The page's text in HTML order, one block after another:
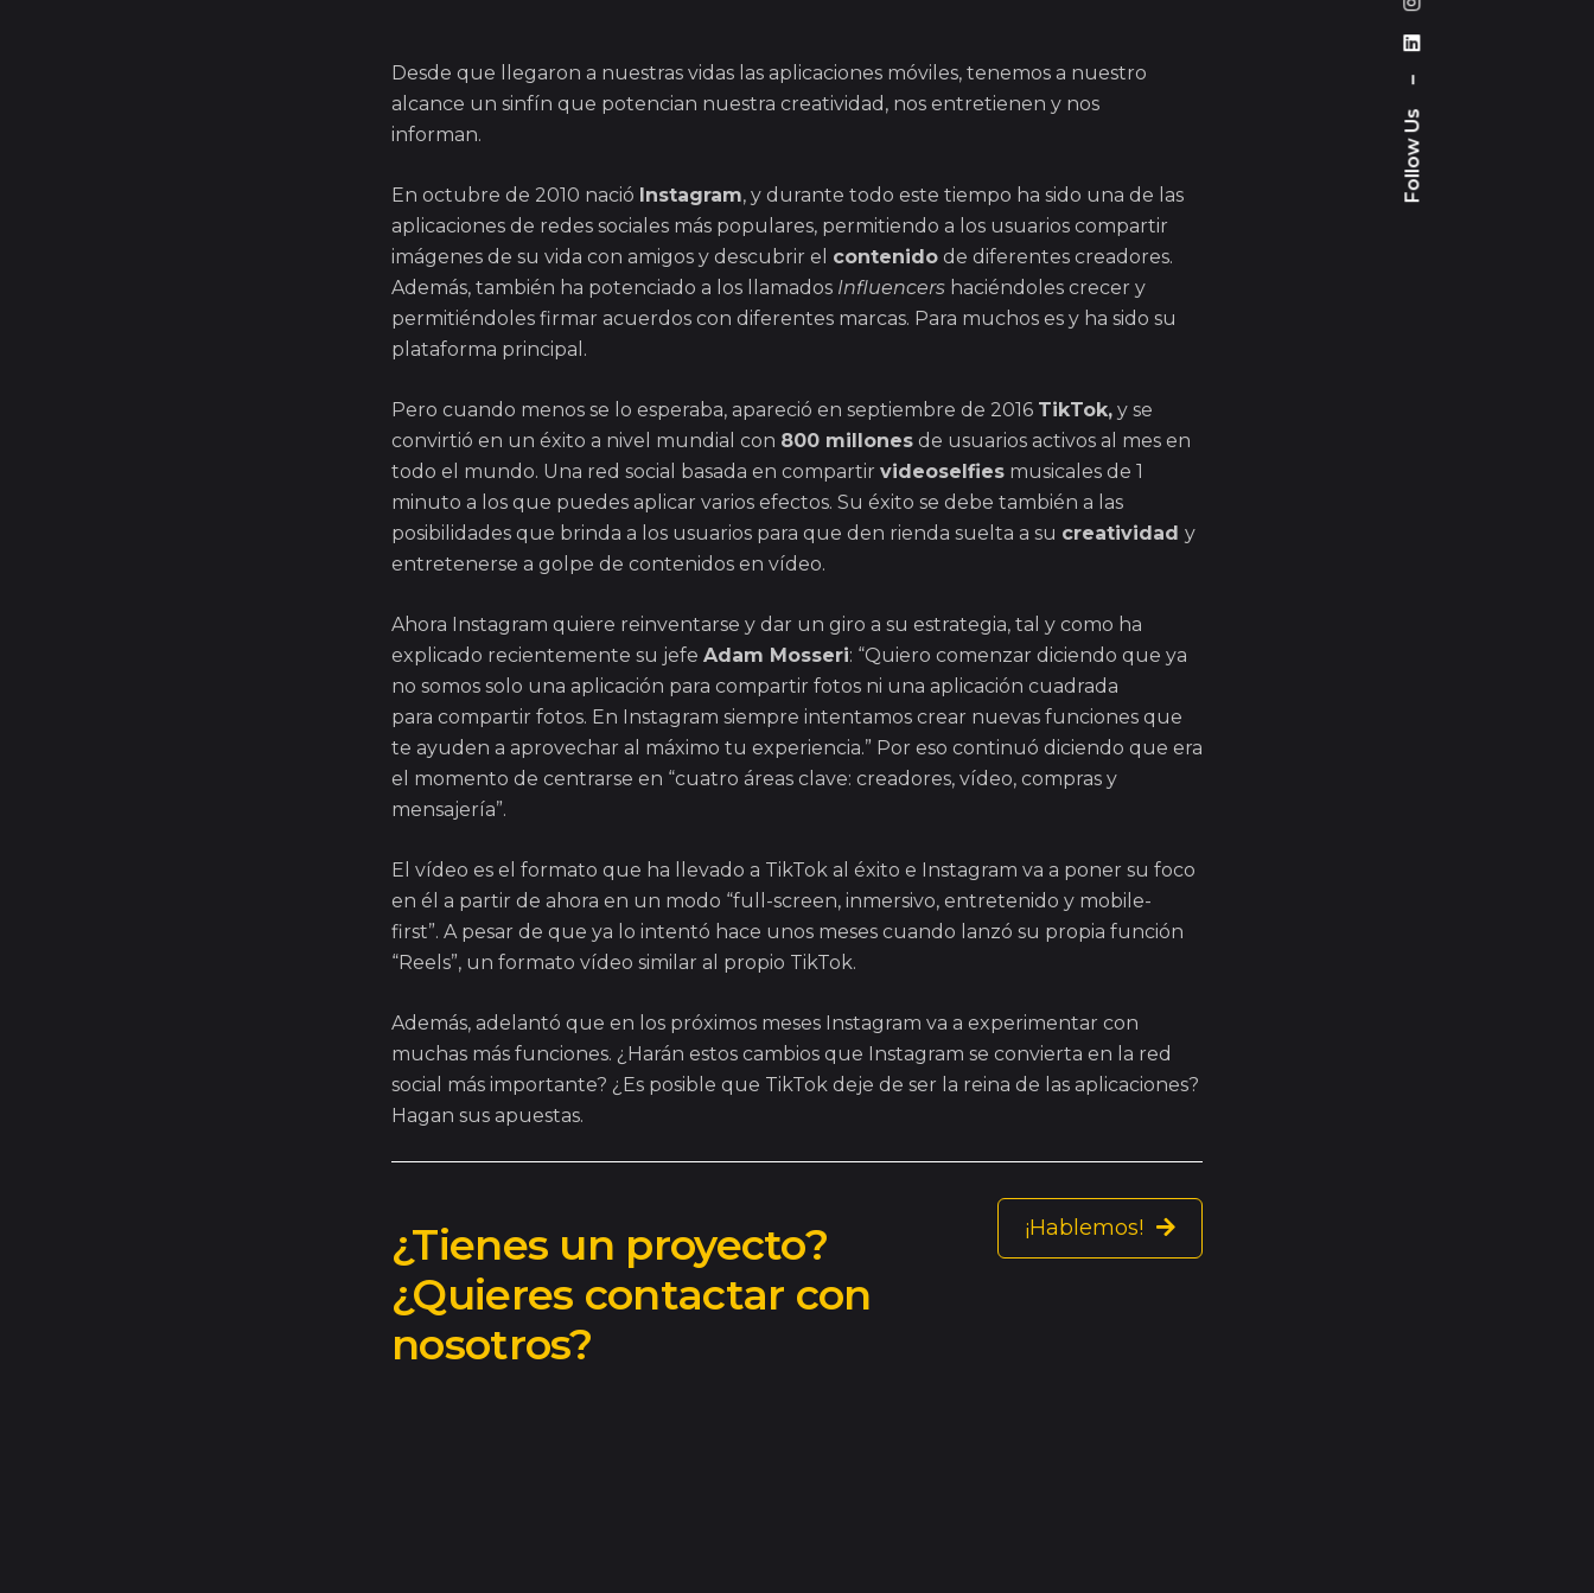
Follow Us
Desde que llegaron a nuestras vidas las aplicaciones móviles, tenemos a nuestro
alcance un sinfín que potencian nuestra creatividad, nos entretienen y nos
informan.
En octubre de 2010 nació Instagram, y durante todo este tiempo ha sido una de las
aplicaciones de redes sociales más populares, permitiendo a los usuarios compartir
imágenes de su vida con amigos y descubrir el contenido de diferentes creadores.
Además, también ha potenciado a los llamados Influencers haciéndoles crecer y
permitiéndoles firmar acuerdos con diferentes marcas. Para muchos es y ha sido su
plataforma principal.
Pero cuando menos se lo esperaba, apareció en septiembre de 2016 TikTok, y se
convirtió en un éxito a nivel mundial con 800 millones de usuarios activos al mes en
todo el mundo. Una red social basada en compartir videoselfies musicales de 1
minuto a los que puedes aplicar varios efectos. Su éxito se debe también a las
posibilidades que brinda a los usuarios para que den rienda suelta a su creatividad y
entretenerse a golpe de contenidos en vídeo.
Ahora Instagram quiere reinventarse y dar un giro a su estrategia, tal y como ha
explicado recientemente su jefe Adam Mosseri: “Quiero comenzar diciendo que ya
no somos solo una aplicación para compartir fotos ni una aplicación cuadrada
para compartir fotos. En Instagram siempre intentamos crear nuevas funciones que
te ayuden a aprovechar al máximo tu experiencia.” Por eso continuó diciendo que era
el momento de centrarse en “cuatro áreas clave: creadores, vídeo, compras y
mensajería”.
El vídeo es el formato que ha llevado a TikTok al éxito e Instagram va a poner su foco
en él a partir de ahora en un modo “full-screen, inmersivo, entretenido y mobile-
first”. A pesar de que ya lo intentó hace unos meses cuando lanzó su propia función
“Reels”, un formato vídeo similar al propio TikTok.
Además, adelantó que en los próximos meses Instagram va a experimentar con
muchas más funciones. ¿Harán estos cambios que Instagram se convierta en la red
social más importante? ¿Es posible que TikTok deje de ser la reina de las aplicaciones?
Hagan sus apuestas.
¿Tienes un proyecto?
¿Quieres contactar con
nosotros?
¡Hablemos!